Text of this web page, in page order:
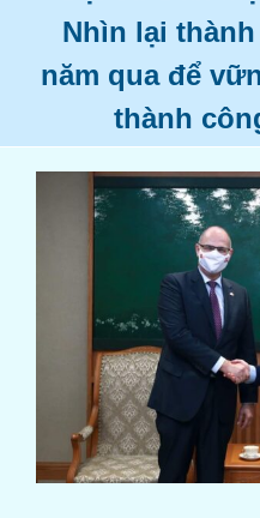
Nhìn lại
năm qua để
thành